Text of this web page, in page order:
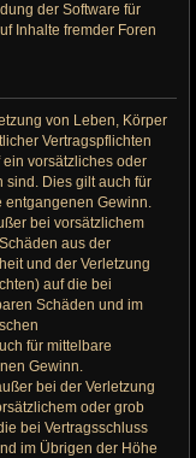
der Software für
Inhalte fremder Foren
von Leben, Körper
Vertragspflichten
vorsätzliches oder
sind. Dies gilt auch für
Gewinn.
bei vorsätzlichem
aus der
und der Verletzung
auf die bei
Schäden und im
für mittelbare
Gewinn.
bei der Verletzung
oder grob
bei Vertragsschluss
im Übrigen der Höhe